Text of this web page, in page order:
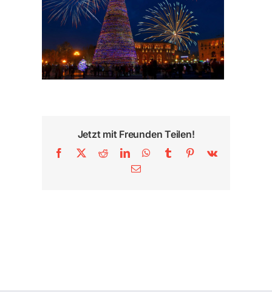
Jetzt mit Freunden Teilen!
Facebook
X RedditLinkedInWhatsApp
Tumblr Pinterest
Vk
E-